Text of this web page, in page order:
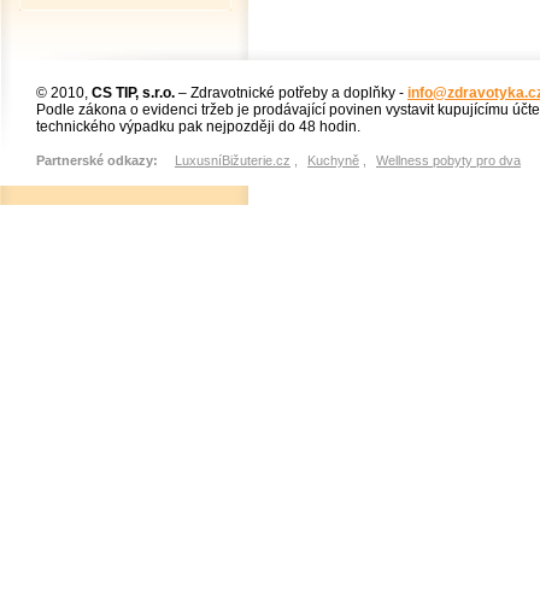
© 2010, CS TIP, s.r.o. – Zdravotnické potřeby a doplňky -
Podle zákona o evidenci tržeb je prodávající povinen vystavit kupujícímu
technického výpadku pak nejpozději do 48 hodin.
Partnerské odkazy: LuxusníBižuterie.cz Kuchyně Wellness pobyty pro dva